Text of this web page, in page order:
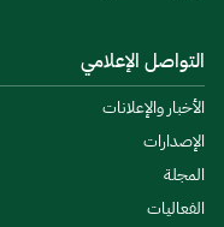
التواصل الإعلامي
الأخبار والإعلانات
الإصدارات
المجلة
الفعاليات